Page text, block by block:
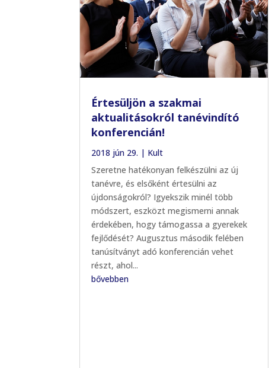
Értesüljön a szakmai
aktualitásokról tanévindító
konferencián!
2018 jún 29. | Kult
Szeretne hatékonyan felkészülni az új
tanévre, és elsőként értesülni az
újdonságokról? Igyekszik minél több
módszert, eszközt megismerni annak
érdekében, hogy támogassa a gyerekek
fejlődését? Augusztus második felében
tanúsítványt adó konferencián vehet
részt, ahol...
bővebben